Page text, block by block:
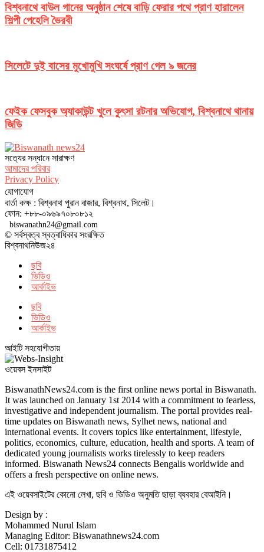
বিশ্বনাথে বাউল গানের অনুষ্ঠান শেষে বাড়ি ফেরার পথে প্রাণ হারালেন
শিল্পী পেহেলি ভৈরবী
সিলেটে দুই বাসের মুখোমুখি সংঘর্ষে প্রাণ গেল ৯ জনের
ফেইক ফেসবুক অ্যাকাউন্ট খুলে কুৎসা রটনার অভিযোগ, বিশ্বনাথে থানায়
জিডি
সত‌্যের সন্ধানে সারাক্ষণ
আমাদের পরিবার
Privacy Policy
যোগাযোগ
বার্তা কক্ষ : বিশ্বনাথ পুরান বাজার, বিশ্বনাথ, সিলেট।
ফোন: +৮৮-০৯৬৯৭০৮০৮১২
biswanathn24@gmail.com
© সর্বস্বত্ব স্বত্বাধিকার সংরক্ষিত
বিশ্বনাথনিউজ২৪
ছবি
ভিডিও
আর্কাইভ
ছবি
ভিডিও
আর্কাইভ
আইটি সহযোগীতায়
ওয়েবস ইনসাইট
BiswanathNews24.com is the first online news portal in Biswanath.
It was launched on January 1st 2014 with a commitment to fearless,
investigative and independent journalism. The portal provides real-
time updates on Biswanath news, Sylhet news, national and
international events. It covers topics like entertainment, lifestyle,
politics, economics, culture, education, health and sports. A team of
dedicated young journalists works tirelessly to keep readers
informed. Biswanath News24 connects Bengalis worldwide and
offers a fresh perspective on online news.
এই ওয়েবসাইটের কোনো লেখা, ছবি ও ভিডিও অনুমতি ছাড়া ব্যবহার বেআইনি।
Design by :
Mohammed Nurul Islam
Managing Editor: Biswanathnews24.com
Cell: 01731875412